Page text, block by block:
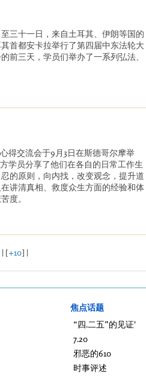
三十一日，来自土耳其、伊朗等国的
首都安卡拉举行了第四届中东法轮大
前三天，学员们举办了一系列弘法、
得交流会于9月3日在斯德哥尔摩举
学员分享了他们在各自的日常工作生
的原则，向内找，改变观念，提升道
讲清真相、救度众生方面的经验和体
度。
| [+10] |
焦点话题
“四.二五”的见证'
7.20
邪恶的610
时事评述